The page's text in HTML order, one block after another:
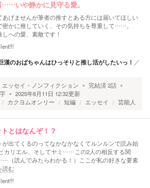
……いや静かに見守る愛。
あげませんが筆者の推すとある方には届いてほしい
密かに推していく、その気持ちを尊重して……。
への愛、素敵です！
漢のおばちゃんはひっそりと推し活がしたいっ！ ／
エッセイ・ノンフィクション 完結済2話
2025年8月11日 12:32更新
カクヨムオンリー 短編 エッセイ 芸能人
とはなんぞ！？
が出てくるのってなかなかなくてルンルンで読み始
カリエル、そしてヤミ……この2人の相反する関
読んでみたらわかる！）ここが私の好きな要素
読む